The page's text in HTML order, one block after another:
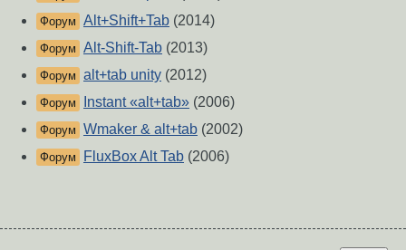
Форум Alt+Shift+Tab (2014)
Форум Alt-Shift-Tab (2013)
Форум alt+tab unity (2012)
Форум Instant «alt+tab» (2006)
Форум Wmaker & alt+tab (2002)
Форум FluxBox Alt Tab (2006)